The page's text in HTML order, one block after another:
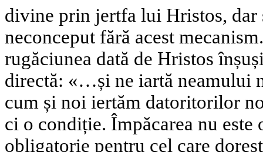
divine prin jertfa lui Hristos, dar
neconceput fără acest
rugăciunea dată de Hristos
directă: «…și ne iartă neamului
cum și noi iertăm datoritorilor
ci o condiție. Împăcarea nu
obligatorie pentru cel care